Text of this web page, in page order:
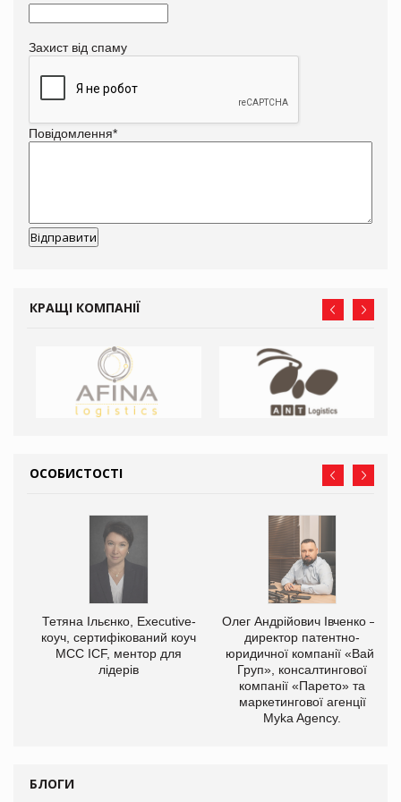
Захист від спаму
Повідомлення*
КРАЩІ КОМПАНІЇ
ОСОБИСТОСТІ
Тетяна Ільєнко, Executive-
коуч, сертифікований коуч
МСС ICF, ментор для
лідерів
Олег Андрійович Івченко —
директор патентно-
юридичної компанії «Вайз
Груп», консалтингової
компанії «Парето» та
маркетингової агенції
Myka Agency.
БЛОГИ